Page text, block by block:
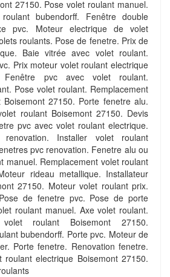
27150. Pose volet roulant manuel.
bubendorff. Fenêtre double
pvc. Moteur electrique de volet
roulants. Pose de fenetre. Prix de
Baie vitrée avec volet roulant.
Prix moteur volet roulant electrique
Fenêtre pvc avec volet roulant.
Pose volet roulant. Remplacement
27150. Porte fenetre alu.
roulant Boisemont 27150. Devis
pvc avec volet roulant electrique.
Installer volet roulant
pvc renovation. Fenetre alu ou
manuel. Remplacement volet roulant
rideau metallique. Installateur
27150. Moteur volet roulant prix.
de fenetre pvc. Pose de porte
roulant manuel. Axe volet roulant.
roulant Boisemont 27150.
bubendorff. Porte pvc. Moteur de
Porte fenetre. Renovation fenetre.
roulant electrique Boisemont 27150.